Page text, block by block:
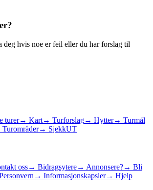
hvis noe er feil eller du har forslag til
turer→ Kart→ Turforslag→ Hytter→ Turmål
→ SjekkUT
oss→ Bidragsytere→ Annonsere?→ Bli
→ Informasjonskapsler→ Hjelp